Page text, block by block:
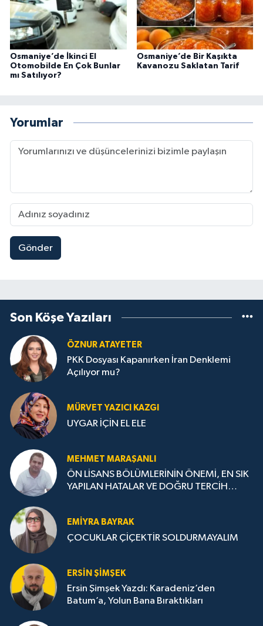
Osmaniye’de İkinci El
Otomobilde En Çok Bunlar
mı Satılıyor?
Osmaniye’de Bir Kaşıkta
Kavanozu Saklatan Tarif
Yorumlar
Gönder
Son Köşe Yazıları
ÖZNUR ATAYETER
PKK Dosyası Kapanırken İran Denklemi
Açılıyor mu?
MÜRVET YAZICI KAZGI
UYGAR İÇİN EL ELE
MEHMET MARAŞANLI
ÖN LİSANS BÖLÜMLERİNİN ÖNEMİ, EN SIK
YAPILAN HATALAR VE DOĞRU TERCİH
EMIYRA BAYRAK
ÇOCUKLAR ÇİÇEKTİR SOLDURMAYALIM
ERSIN ŞIMŞEK
Ersin Şimşek Yazdı: Karadeniz’den
Batum’a, Yolun Bana Bıraktıkları